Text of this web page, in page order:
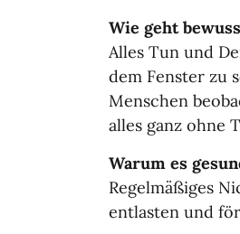
Wie geht
Alles Tun und
dem Fenster zu
Menschen
alles ganz ohne
Warum es
Regelmäßiges
entlasten und